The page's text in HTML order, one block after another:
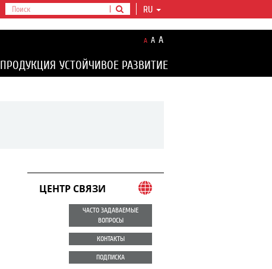
RU
A A A
ПРОДУКЦИЯ УСТОЙЧИВОЕ РАЗВИТИЕ
ЦЕНТР СВЯЗИ
ЧАСТО ЗАДАВАЕМЫЕ
ВОПРОСЫ
КОНТАКТЫ
ПОДПИСКА